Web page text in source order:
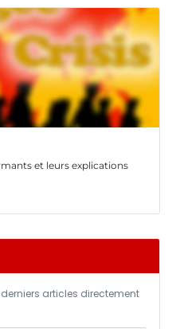
et leurs explications
articles directement